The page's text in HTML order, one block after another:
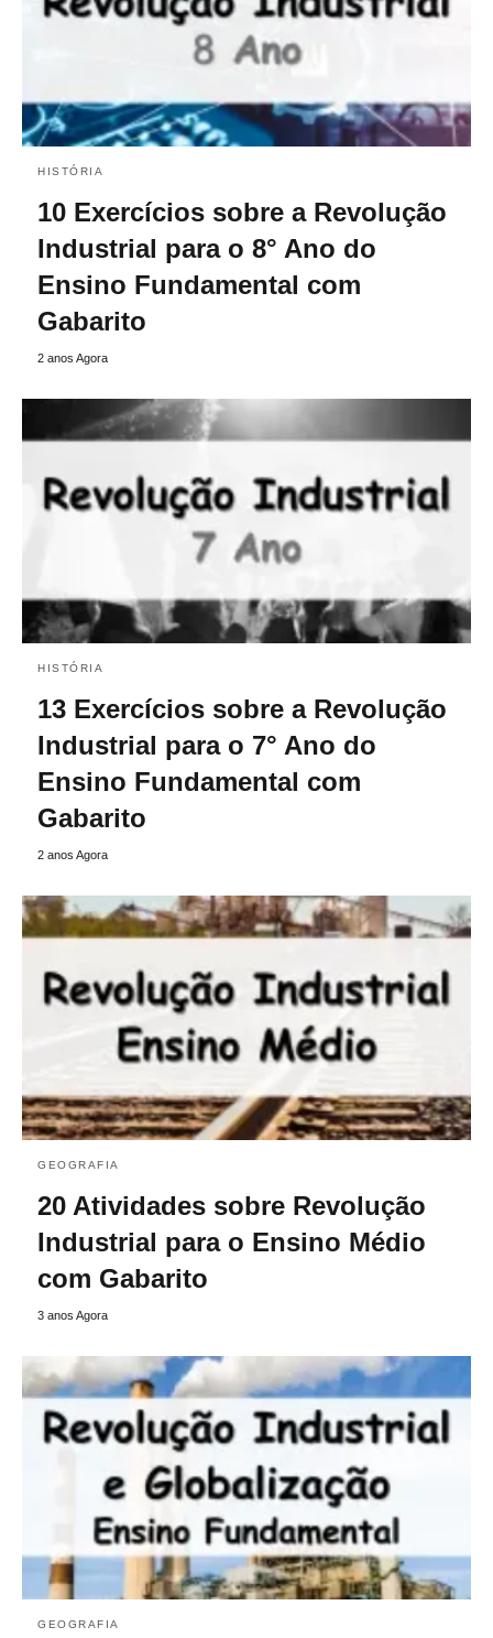
HISTÓRIA
10 Exercícios sobre a Revolução
Industrial para o 8° Ano do
Ensino Fundamental com
Gabarito
2 anos Agora
HISTÓRIA
13 Exercícios sobre a Revolução
Industrial para o 7° Ano do
Ensino Fundamental com
Gabarito
2 anos Agora
GEOGRAFIA
20 Atividades sobre Revolução
Industrial para o Ensino Médio
com Gabarito
3 anos Agora
GEOGRAFIA